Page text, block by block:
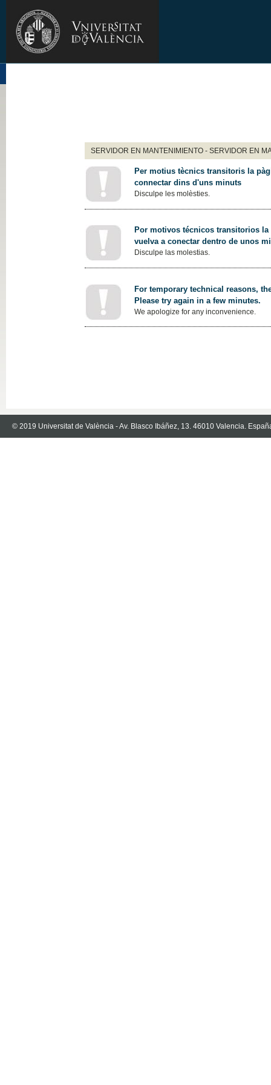
SERVIDOR EN MANTENIMIENTO - SERVIDOR EN
Per motius tècnics transitoris la
connectar dins d'uns minuts
Disculpe les molèsties.
Por motivos técnicos transitorios
vuelva a conectar dentro de unos
Disculpe las molestias.
For temporary technical reasons,
Please try again in a few minutes.
We apologize for any inconvenience.
© 2019 Universitat de València - Av. Blasco Ibáñez, 13. 46010 Valencia.